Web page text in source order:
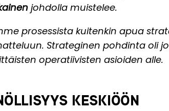
johdolla muistelee.
prosessista kuitenkin apua
Strateginen pohdinta oli
operatiivisten asioiden alle.
KESKIÖÖN